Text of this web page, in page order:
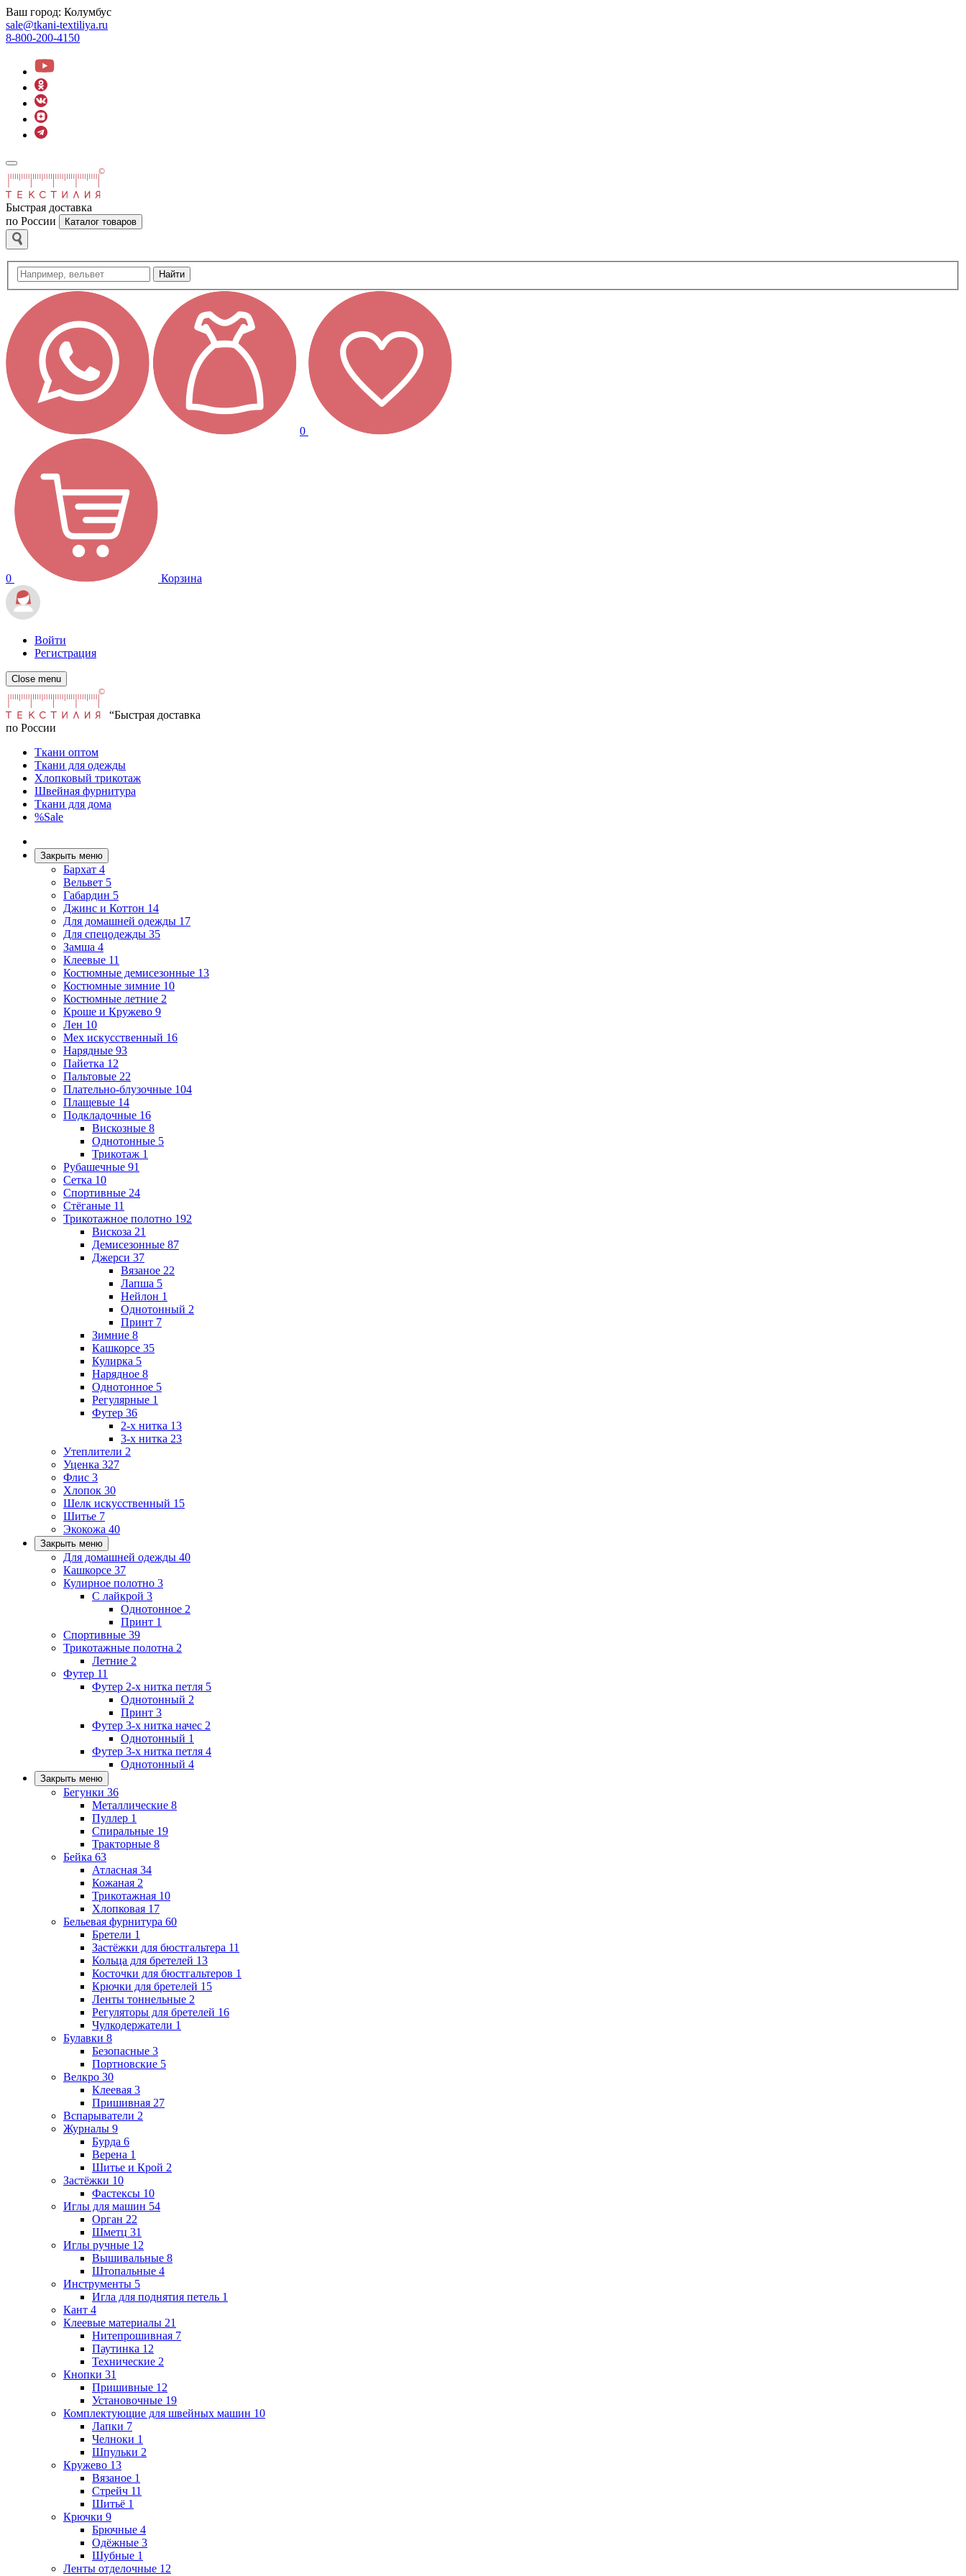
Ваш город: Колумбус
sale@tkani-textiliya.ru
8-800-200-4150
Быстрая доставка
по России
Каталог товаров
Найти
0
0 Корзина
Войти
Регистрация
Close menu
“Быстрая доставка
по России
Ткани оптом
Ткани для одежды
Хлопковый трикотаж
Швейная фурнитура
Ткани для дома
%Sale
Закрыть меню
Бархат 4
Вельвет 5
Габардин 5
Джинс и Коттон 14
Для домашней одежды 17
Для спецодежды 35
Замша 4
Клеевые 11
Костюмные демисезонные 13
Костюмные зимние 10
Костюмные летние 2
Кроше и Кружево 9
Лен 10
Мех искусственный 16
Нарядные 93
Пайетка 12
Пальтовые 22
Плательно-блузочные 104
Плащевые 14
Подкладочные 16
Вискозные 8
Однотонные 5
Трикотаж 1
Рубашечные 91
Сетка 10
Спортивные 24
Стёганые 11
Трикотажное полотно 192
Вискоза 21
Демисезонные 87
Джерси 37
Вязаное 22
Лапша 5
Нейлон 1
Однотонный 2
Принт 7
Зимние 8
Кашкорсе 35
Кулирка 5
Нарядное 8
Однотонное 5
Регулярные 1
Футер 36
2-х нитка 13
3-х нитка 23
Утеплители 2
Уценка 327
Флис 3
Хлопок 30
Шелк искусственный 15
Шитье 7
Экокожа 40
Закрыть меню
Для домашней одежды 40
Кашкорсе 37
Кулирное полотно 3
С лайкрой 3
Однотонное 2
Принт 1
Спортивные 39
Трикотажные полотна 2
Летние 2
Футер 11
Футер 2-х нитка петля 5
Однотонный 2
Принт 3
Футер 3-х нитка начес 2
Однотонный 1
Футер 3-х нитка петля 4
Однотонный 4
Закрыть меню
Бегунки 36
Металлические 8
Пуллер 1
Спиральные 19
Тракторные 8
Бейка 63
Атласная 34
Кожаная 2
Трикотажная 10
Хлопковая 17
Бельевая фурнитура 60
Бретели 1
Застёжки для бюстгальтера 11
Кольца для бретелей 13
Косточки для бюстгальтеров 1
Крючки для бретелей 15
Ленты тоннельные 2
Регуляторы для бретелей 16
Чулкодержатели 1
Булавки 8
Безопасные 3
Портновские 5
Велкро 30
Клеевая 3
Пришивная 27
Вспарыватели 2
Журналы 9
Бурда 6
Верена 1
Шитье и Крой 2
Застёжки 10
Фастексы 10
Иглы для машин 54
Орган 22
Шметц 31
Иглы ручные 12
Вышивальные 8
Штопальные 4
Инструменты 5
Игла для поднятия петель 1
Кант 4
Клеевые материалы 21
Нитепрошивная 7
Паутинка 12
Технические 2
Кнопки 31
Пришивные 12
Установочные 19
Комплектующие для швейных машин 10
Лапки 7
Челноки 1
Шпульки 2
Кружево 13
Вязаное 1
Стрейч 11
Шитьё 1
Крючки 9
Брючные 4
Одёжные 3
Шубные 1
Ленты отделочные 12